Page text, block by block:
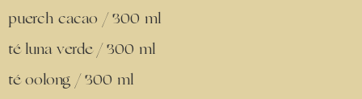
puerch cacao / 300 ml
té luna verde / 300 ml
té oolong / 300 ml